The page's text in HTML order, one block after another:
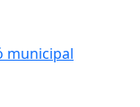
municipal